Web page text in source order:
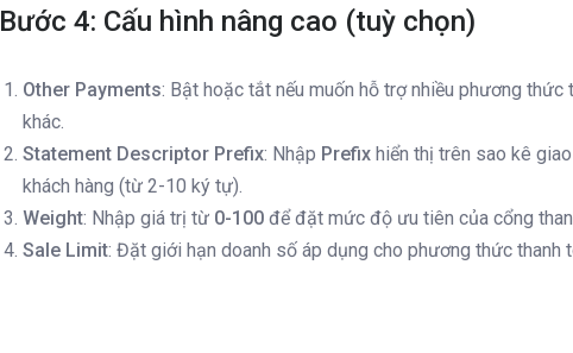
Bước 4: Cấu hình nâng cao (tuỳ chọn)
Other Payments: Bật hoặc tắt nếu muốn hỗ trợ nhiều phương thức
khác.
Statement Descriptor Prefix: Nhập Prefix hiển thị trên sao kê
khách hàng (từ 2-10 ký tự).
Weight: Nhập giá trị từ 0-100 để đặt mức độ ưu tiên của cổng
Sale Limit: Đặt giới hạn doanh số áp dụng cho phương thức thanh